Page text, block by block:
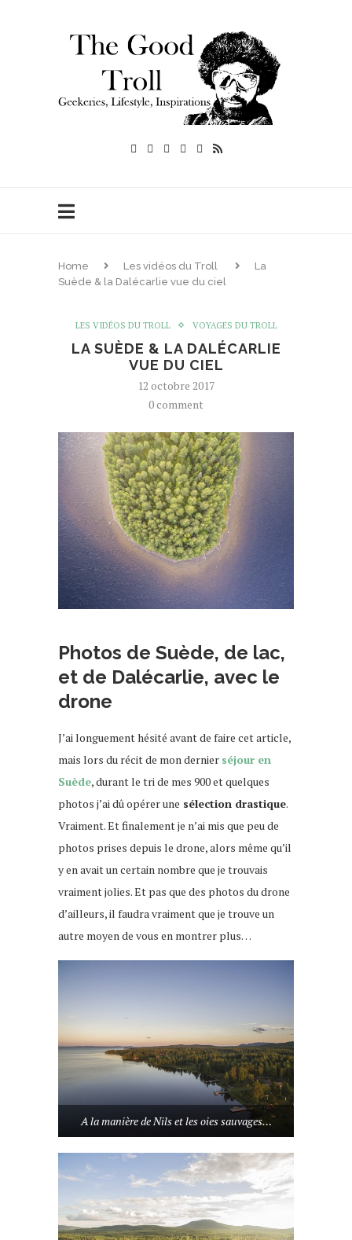
Home Les vidéos du Troll
La
Suède & la Dalécarlie vue du ciel
LES VIDÉOS DU TROLL VOYAGES DU TROLL
LA SUÈDE & LA DALÉCARLIE
VUE DU CIEL
12 octobre 2017
0 comment
Photos de Suède, de lac,
et de Dalécarlie, avec le
drone
J’ai longuement hésité avant de faire cet article,
mais lors du récit de mon dernier séjour en
Suède, durant le tri de mes 900 et quelques
photos j’ai dû opérer une sélection drastique.
Vraiment. Et finalement je n’ai mis que peu de
photos prises depuis le drone, alors même qu’il
y en avait un certain nombre que je trouvais
vraiment jolies. Et pas que des photos du drone
d’ailleurs, il faudra vraiment que je trouve un
autre moyen de vous en montrer plus…
A la manière de Nils et les oies sauvages…